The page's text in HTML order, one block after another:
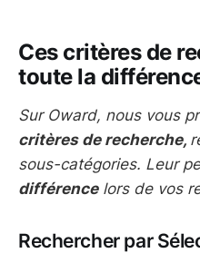
Ces critères de
toute la
Sur Oward, nous vous
critères de recherche,
sous-catégories. Leur
différencelors de vos
Rechercher par